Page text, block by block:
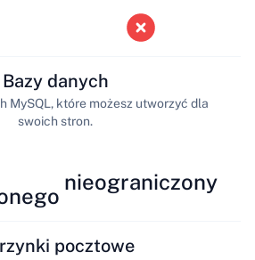
Bazy danych
MySQL, które możesz utworzyć dla
swoich stron.
nieograniczony
pocztowe